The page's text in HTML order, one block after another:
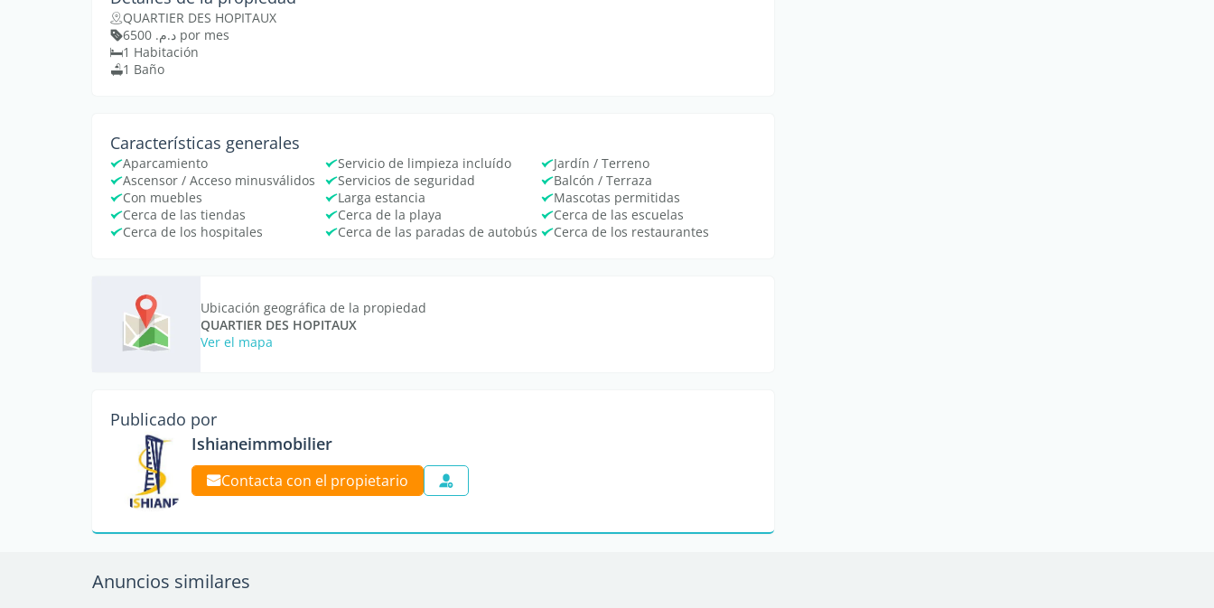
QUARTIER DES HOPITAUX
د.م. 6500 por mes
1 Habitación
1 Baño
Características generales
Aparcamiento Servicio de limpieza incluído
Jardín / Terreno
Ascensor / Acceso minusválidos
Servicios de seguridad
Balcón / Terraza
Con muebles
Larga estancia
Mascotas permitidas
Cerca de las tiendas
Cerca de la playa
Cerca de las escuelas
Cerca de los hospitales
Cerca de las paradas de autobús Cerca de los restaurantes
Ubicación geográfica de la propiedad
QUARTIER DES HOPITAUX
Ver el mapa
Publicado por
Ishianeimmobilier
Contacta con el propietario
Anuncios similares